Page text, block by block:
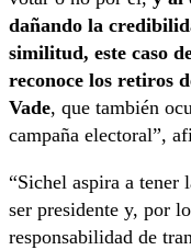
dañando la
similitud, este caso
reconoce los retiros
Vade, que también
campaña electoral”,
“Sichel aspira a tener
ser presidente y, por
responsabilidad de